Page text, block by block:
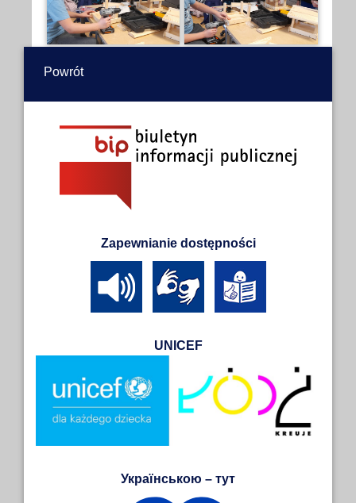
Powrót
Zapewnianie dostępności
UNICEF
Українською – тут